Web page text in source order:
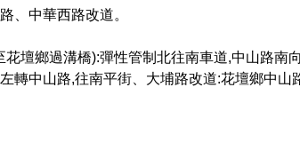
、中華西路改道。
壇鄉過溝橋):彈性管制北往南車道,中山路南
轉中山路,往南平街、大埔路改道:花壇鄉中山